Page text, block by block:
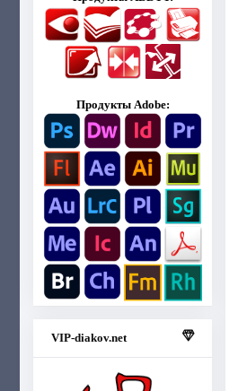
Продукты Adobe:
VIP-diakov.net